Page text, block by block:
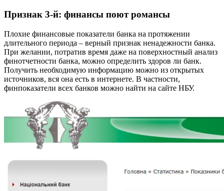
Признак 3-й: финансы поют романсы
Плохие финансовые показатели банка на протяжении
длительного периода – верный признак ненадежности банка.
При желании, потратив время даже на поверхностный анализ
финотчетности банка, можно определить здоров ли банк.
Получить необходимую информацию можно из открытых
источников, вся она есть в интернете. В частности,
финпоказатели всех банков можно найти на сайте НБУ.